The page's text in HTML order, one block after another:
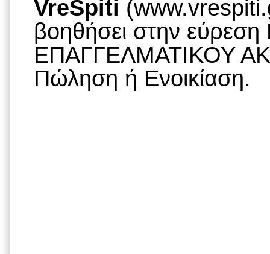
VreSpiti
βοηθήσει στην
ΕΠΑΓΓΕΛΜΑΤΙΚΟΥ
Πώληση ή Ενοικίαση.